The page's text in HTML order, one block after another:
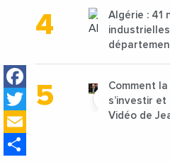
Facebook
Twitter
Algérie : 41
Comment
s’investir et
Vidéo de